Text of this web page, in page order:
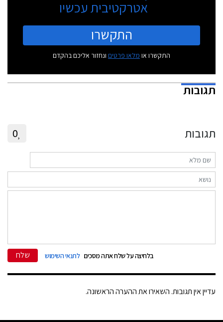
אטרקטיבית עכשיו
התקשרו
התקשרו או מלאו פרטים ונחזור אליכם בהקדם
תגובות
תגובות 0
בלחיצה על שלח אתה מסכים לתנאי השימוש שלח
עדיין אין תגובות. השאירו את ההערה הראשונה.